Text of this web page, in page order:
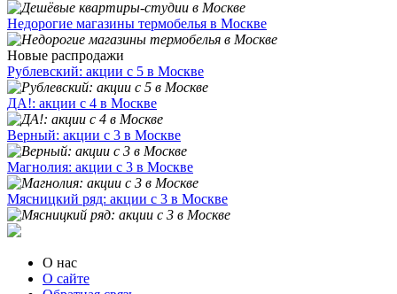
Недорогие магазины термобелья в Москве
Новые распродажи
Рублевский: акции с 5 в Москве
ДА!: акции с 4 в Москве
Верный: акции с 3 в Москве
Магнолия: акции с 3 в Москве
Мясницкий ряд: акции с 3 в Москве
О нас
О сайте